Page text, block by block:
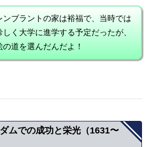
ンブラントの家は裕福で、当時では
しく大学に進学する予定だったが、
の道を選んだんだよ！
ムでの成功と栄光（1631〜